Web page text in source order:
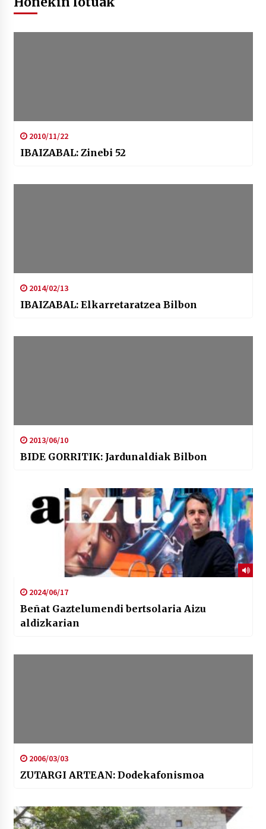
2010/11/22
IBAIZABAL: Zinebi 52
2014/02/13
IBAIZABAL: Elkarretaratzea Bilbon
2013/06/10
BIDE GORRITIK: Jardunaldiak Bilbon
2024/06/17
Beñat Gaztelumendi bertsolaria Aizu
aldizkarian
2006/03/03
ZUTARGI ARTEAN: Dodekafonismoa